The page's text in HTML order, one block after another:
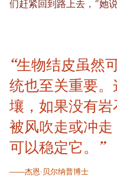
们赶紧回到路上去，”她
“生物结皮虽然
统也至关重要
壤，如果没有
被风吹走或冲
可以稳定它。”
——杰恩·贝尔纳普博士